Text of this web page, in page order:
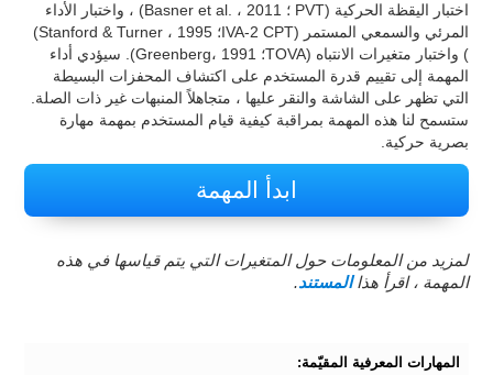
اختبار اليقظة الحركية (PVT ؛ Basner et al. ، 2011) ، واختبار الأداء
المرئي والسمعي المستمر (IVA-2 CPT؛ Stanford & Turner ، 1995)
) واختبار متغيرات الانتباه (TOVA؛ Greenberg، 1991). سيؤدي أداء
المهمة إلى تقييم قدرة المستخدم على اكتشاف المحفزات البسيطة
التي تظهر على الشاشة والنقر عليها ، متجاهلاً المنبهات غير ذات الصلة.
ستسمح لنا هذه المهمة بمراقبة كيفية قيام المستخدم بمهمة مهارة
بصرية حركية.
ابدأ المهمة
لمزيد من المعلومات حول المتغيرات التي يتم قياسها في هذه
المهمة ، اقرأ هذاالمستند.
المهارات المعرفية المقيّمة: